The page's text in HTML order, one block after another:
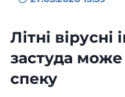
Літні вірусні
застуда може
спеку